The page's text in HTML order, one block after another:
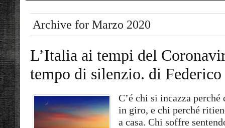
Archive for Marzo 2020
L’Italia ai tempi del
tempo di silenzio. di Federico
C’é chi si incazza perché
in giro, e chi perché
a casa. Chi soffre